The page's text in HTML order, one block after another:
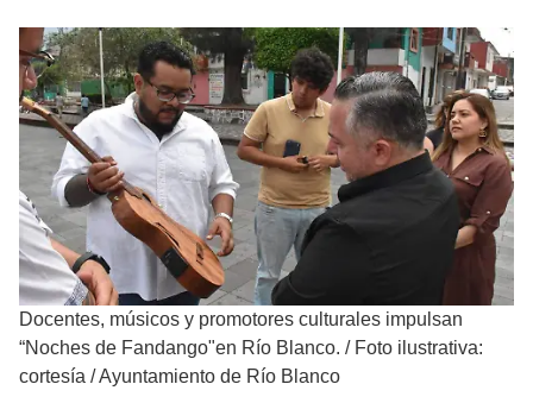
Docentes, músicos y promotores culturales impulsan
“Noches de Fandango"en Río Blanco. / Foto ilustrativa:
cortesía / Ayuntamiento de Río Blanco